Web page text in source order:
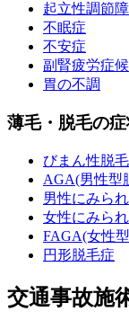
起立性調節
不眠症
不安症
副腎疲労症
胃の不調
薄毛・脱毛の
びまん性脱
AGA(男性型
男性にみら
女性にみら
FAGA(女性
円形脱毛症
交通事故施